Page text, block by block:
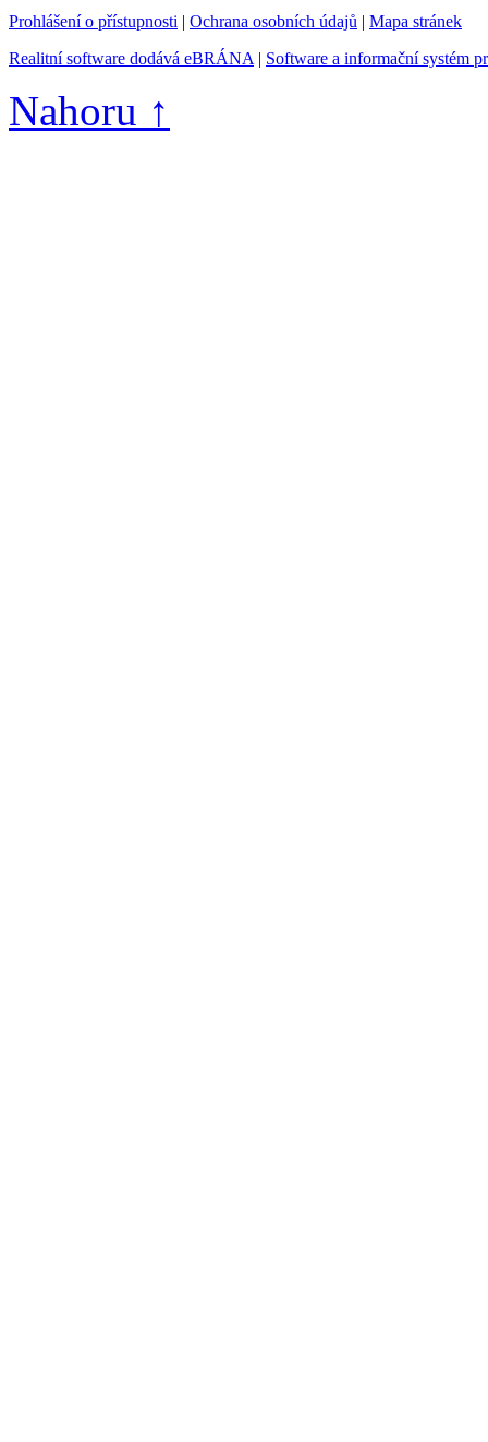
Prohlášení o přístupnosti | Ochrana osobních údajů | Mapa stránek
Realitní software dodává eBRÁNA | Software a informační systém
Nahoru ↑